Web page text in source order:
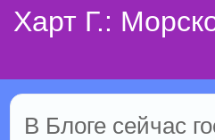
Харт Г.:
В Блоге сейчас